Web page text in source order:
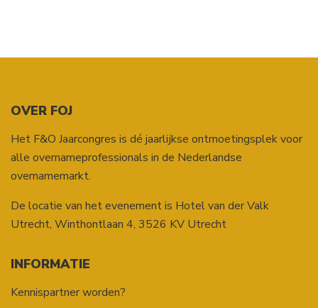
OVER FOJ
Het F&O Jaarcongres is dé jaarlijkse ontmoetingsplek voor
alle overnameprofessionals in de Nederlandse
overnamemarkt.
De locatie van het evenement is Hotel van der Valk
Utrecht, Winthontlaan 4, 3526 KV Utrecht
INFORMATIE
Kennispartner worden?